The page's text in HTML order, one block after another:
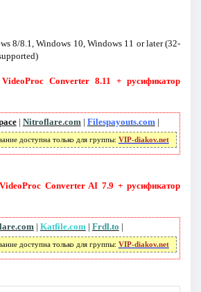
8/8.1, Windows 10, Windows 11 or later (32-
Converter 8.11 + русификатор
| Nitroflare.com| Filespayouts.com|
доступна только для группы: VIP-diakov.net
Converter AI 7.9 + русификатор
| Katfile.com| Frdl.to |
доступна только для группы: VIP-diakov.net